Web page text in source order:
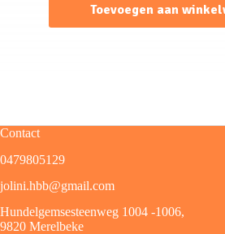
Toevoegen aan
Contact
0479805129
jolini.hbb@gmail.com
Hundelgemsesteenweg 1004 -1006,
9820 Merelbeke